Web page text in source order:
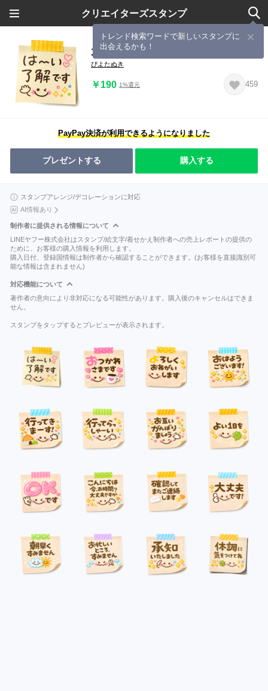
クリエイターズスタンプ
トレンド検索ワードで新しいスタンプに
出会えるかも！
大人可愛いリアルメモ♡長文敬語
ぴよたぬき
￥190 1%還元 459
PayPay決済が利用できるようになりました
プレゼントする 購入する
スタンプアレンジ/デコレーションに対応
AI情報あり
制作者に提供される情報について
LINEヤフー株式会社はスタンプ/絵文字/着せかえ制作者への売上レポートの提供の
ために、お客様の購入情報を利用します。
購入日付、登録国情報は制作者から確認することができます。(お客様を直接識別可
能な情報は含まれません)
対応機能について
著作者の意向により非対応になる可能性があります。購入後のキャンセルはできま
せん。
スタンプをタップするとプレビューが表示されます。